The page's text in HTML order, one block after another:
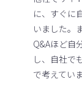
に、すぐに
いました。
Q&Aほど自
し、自社で
で考えてい